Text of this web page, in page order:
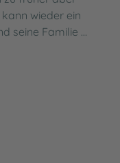
wieder ein
seine Familie …